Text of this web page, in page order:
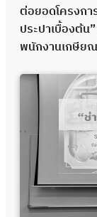
ต่อยอดโครงกา
ประปาเบื้องต้น
พนักงานเกษียณ